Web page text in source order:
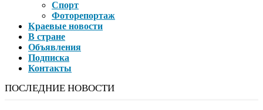
Спорт
Фоторепортаж
Краевые новости
В стране
Объявления
Подписка
Контакты
ПОСЛЕДНИЕ НОВОСТИ